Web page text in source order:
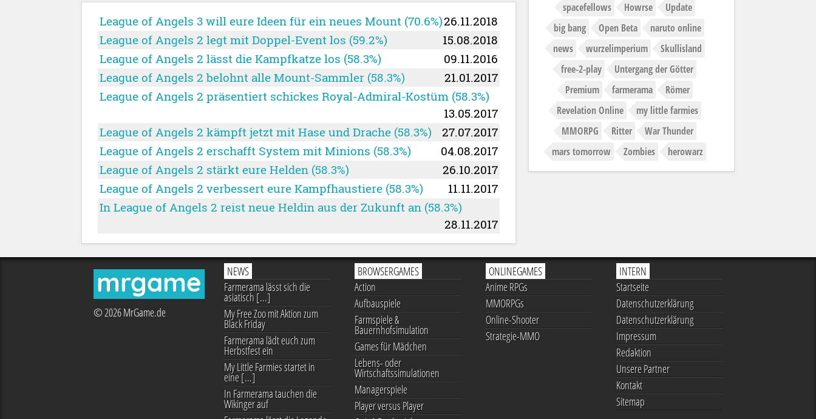
League of Angels 3 will eure Ideen für ein neues Mount (70.6%)26.11.2018
League of Angels 2 legt mit Doppel-Event los (59.2%)
15.08.2018
League of Angels 2 lässt die Kampfkatze los (58.3%)
09.11.2016
League of Angels 2 belohnt alle Mount-Sammler (58.3%)
21.01.2017
League of Angels 2 präsentiert schickes Royal-Admiral-Kostüm (58.3%)
13.05.2017
League of Angels 2 kämpft jetzt mit Hase und Drache (58.3%)
27.07.2017
League of Angels 2 erschafft System mit Minions (58.3%)
04.08.2017
League of Angels 2 stärkt eure Helden (58.3%)
26.10.2017
League of Angels 2 verbessert eure Kampfhaustiere (58.3%)
11.11.2017
In League of Angels 2 reist neue Heldin aus der Zukunft an (58.3%)
28.11.2017
spacefellows
Howrse
Update
big bang
Open Beta
naruto online
news
wurzelimperium
Skullisland
free-2-play
Untergang der Götter
Premium
farmerama
Römer
Revelation Online
my little farmies
MMORPG
Ritter
War Thunder
mars tomorrow
Zombies herowarz
mrgame
© 2026 MrGame.de
NEWS
Farmerama lässt sich die
asiatisch [...]
My Free Zoo mit Aktion zum
Black Friday
Farmerama lädt euch zum
Herbstfest ein
My Little Farmies startet in
eine [...]
In Farmerama tauchen die
Wikinger auf
BROWSERGAMES
Action
Aufbauspiele
Farmspiele &
Bauernhofsimulation
Games für Mädchen
Lebens- oder
Wirtschaftssimulationen
Managerspiele
Player versus Player
ONLINEGAMES
Anime RPGs
MMORPGs
Online-Shooter
Strategie-MMO
INTERN
Startseite
Datenschutzerklärung
Datenschutzerklärung
Impressum
Redaktion
Unsere Partner
Kontakt
Sitemap